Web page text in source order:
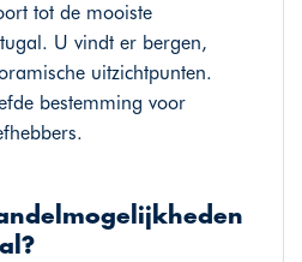
tot de mooiste
U vindt er bergen,
uitzichtpunten.
bestemming voor